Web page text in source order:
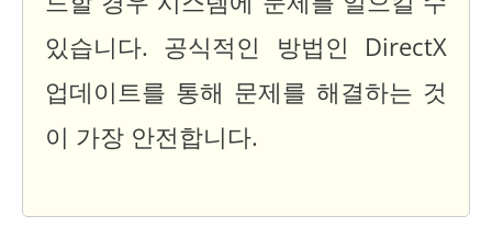
있습니다. 공식적인 방법인 DirectX
업데이트를 통해 문제를 해결하는 것
이 가장 안전합니다.